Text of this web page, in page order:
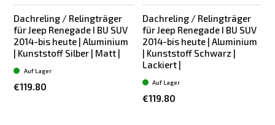
Dachreling / Relingträger
für Jeep Renegade I BU SUV
2014-bis heute | Aluminium
| Kunststoff Silber | Matt |
€119.80
Auf Lager
Dachreling / Relingträger
für Jeep Renegade I BU SUV
2014-bis heute | Aluminium
| Kunststoff Schwarz |
Lackiert |
€119.80
Auf Lager